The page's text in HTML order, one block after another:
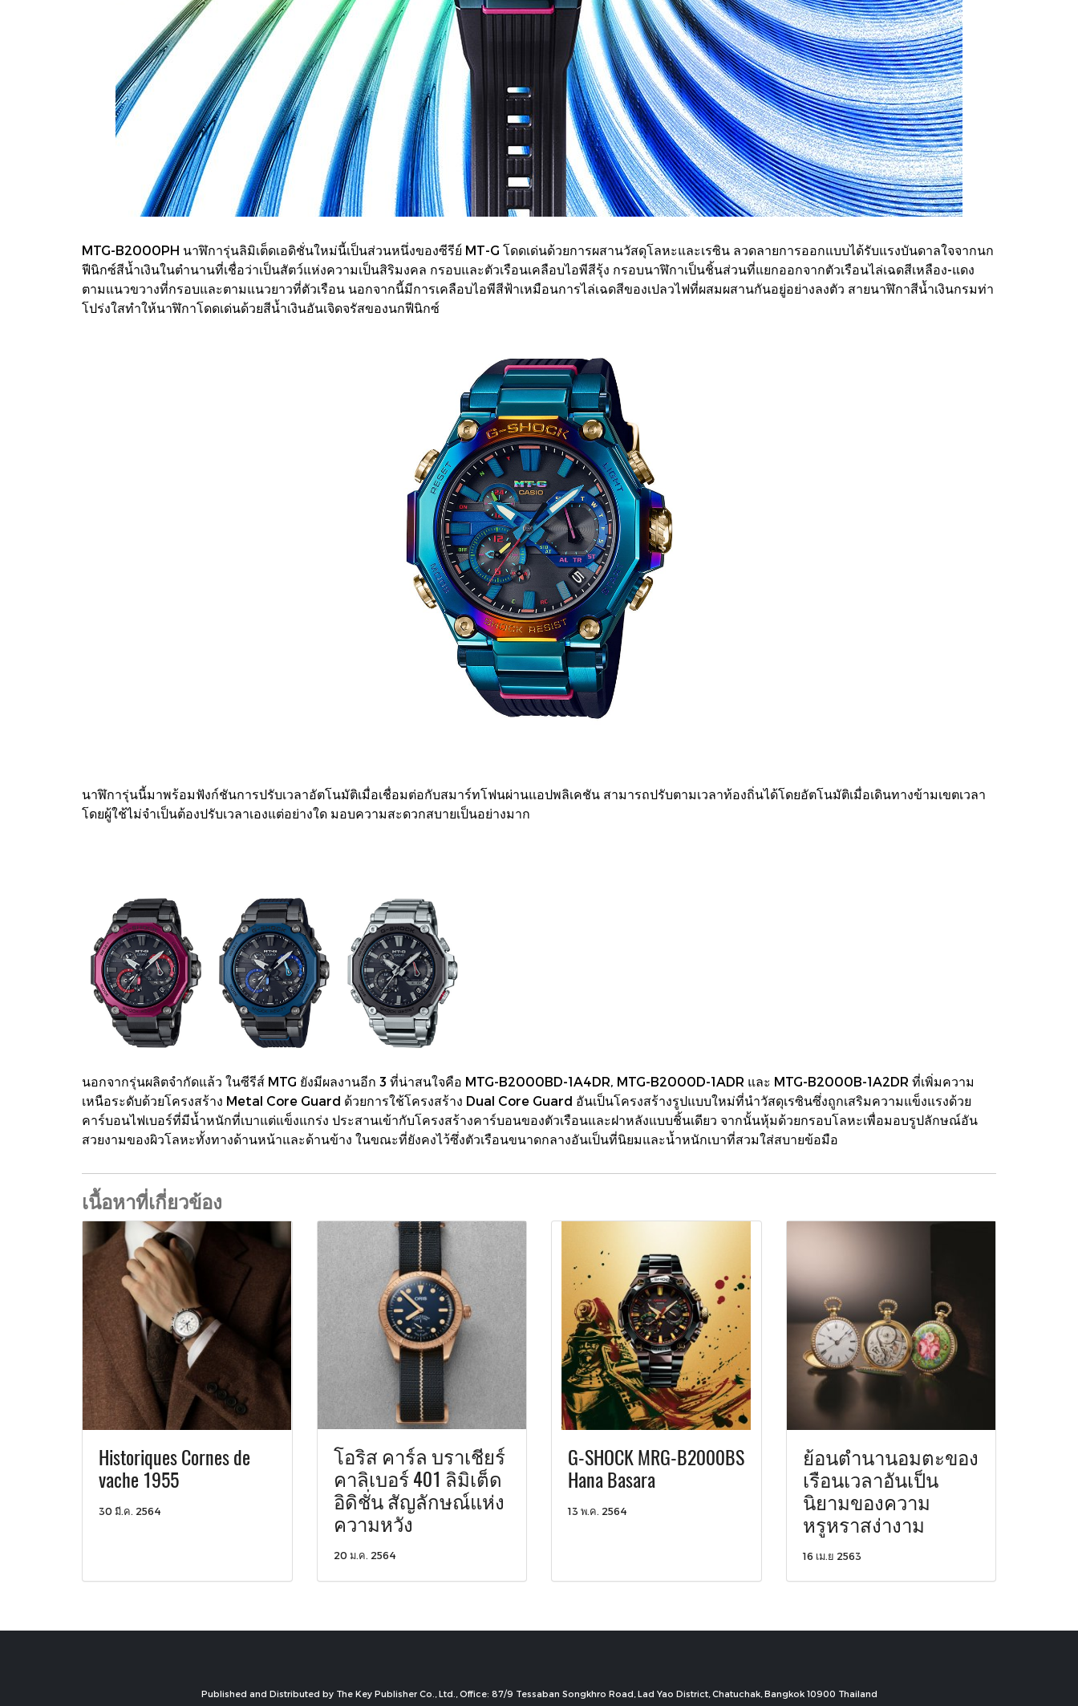
MTG-B2000PH นาฬิการุ่นลิมิเต็ดเอดิชั่นใหม่นี้เป็นส่วนหนึ่งของซีรีย์ MT-G โดดเด่นด้วยการผสานวัสดุโลหะและเรซิน ลวดลายการออกแบบได้รับแรงบันดาลใจจากนก
ฟีนิกซ์สีน้ำเงินในตำนานที่เชื่อว่าเป็นสัตว์แห่งความเป็นสิริมงคล กรอบและตัวเรือนเคลือบไอพีสีรุ้ง กรอบนาฬิกาเป็นชิ้นส่วนที่แยกออกจากตัวเรือนไล่เฉดสีเหลือง-แดง
ตามแนวขวางที่กรอบและตามแนวยาวที่ตัวเรือน นอกจากนี้มีการเคลือบไอพีสีฟ้าเหมือนการไล่เฉดสีของเปลวไฟที่ผสมผสานกันอยู่อย่างลงตัว สายนาฬิกาสีน้ำเงินกรมท่า
โปร่งใสทำให้นาฬิกาโดดเด่นด้วยสีน้ำเงินอันเจิดจรัสของนกฟีนิกซ์
นาฬิการุ่นนี้มาพร้อมฟังก์ชันการปรับเวลาอัตโนมัติเมื่อเชื่อมต่อกับสมาร์ทโฟนผ่านแอปพลิเคชัน สามารถปรับตามเวลาท้องถิ่นได้โดยอัตโนมัติเมื่อเดินทางข้ามเขตเวลา
โดยผู้ใช้ไม่จำเป็นต้องปรับเวลาเองแต่อย่างใด มอบความสะดวกสบายเป็นอย่างมาก
นอกจากรุ่นผลิตจำกัดแล้ว ในซีรีส์ MTG ยังมีผลงานอีก 3 ที่น่าสนใจคือ MTG-B2000BD-1A4DR, MTG-B2000D-1ADR และ MTG-B2000B-1A2DR ที่เพิ่มความ
เหนือระดับด้วยโครงสร้าง Metal Core Guard ด้วยการใช้โครงสร้าง Dual Core Guard อันเป็นโครงสร้างรูปแบบใหม่ที่นำวัสดุเรซินซึ่งถูกเสริมความแข็งแรงด้วย
คาร์บอนไฟเบอร์ที่มีน้ำหนักที่เบาแต่แข็งแกร่ง ประสานเข้ากับโครงสร้างคาร์บอนของตัวเรือนและฝาหลังแบบชิ้นเดียว จากนั้นหุ้มด้วยกรอบโลหะเพื่อมอบรูปลักษณ์อัน
สวยงามของผิวโลหะทั้งทางด้านหน้าและด้านข้าง ในขณะที่ยังคงไว้ซึ่งตัวเรือนขนาดกลางอันเป็นที่นิยมและน้ำหนักเบาที่สวมใส่สบายข้อมือ
เนื้อหาที่เกี่ยวข้อง
Historiques Cornes de
vache 1955
30 มี.ค. 2564
โอริส คาร์ล บราเชียร์
คาลิเบอร์ 401 ลิมิเต็ด
อิดิชั่น สัญลักษณ์แห่ง
ความหวัง
20 ม.ค. 2564
G-SHOCK MRG-B2000BS
Hana Basara
13 พ.ค. 2564
ย้อนตำนานอมตะของ
เรือนเวลาอันเป็น
นิยามของความ
หรูหราสง่างาม
16 เม.ย 2563
Published and Distributed by The Key Publisher Co., Ltd., Office: 87/9 Tessaban Songkhro Road, Lad Yao District, Chatuchak, Bangkok 10900 Thailand